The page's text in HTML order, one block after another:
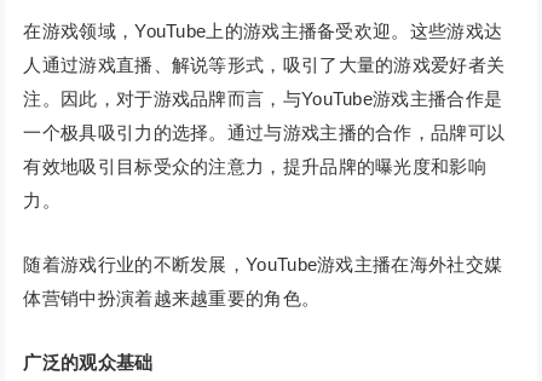
在游戏领域，YouTube上的游戏主播备受欢迎。这些游戏达
人通过游戏直播、解说等形式，吸引了大量的游戏爱好者关
注。因此，对于游戏品牌而言，与YouTube游戏主播合作是
一个极具吸引力的选择。通过与游戏主播的合作，品牌可以
有效地吸引目标受众的注意力，提升品牌的曝光度和影响
力。
随着游戏行业的不断发展，YouTube游戏主播在海外社交媒
体营销中扮演着越来越重要的角色。
广泛的观众基础